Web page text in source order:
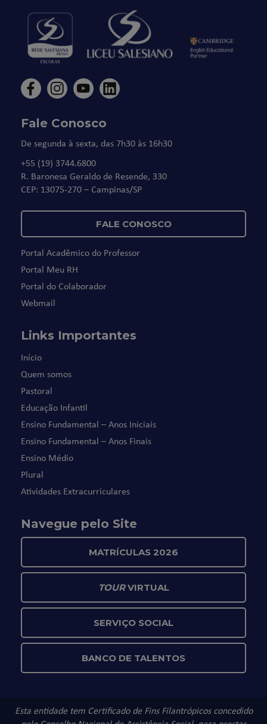
Fale Conosco
De segunda à sexta, das 7h30 às 16h30
+55 (19) 3744.6800
R. Baronesa Geraldo de Resende, 330
CEP: 13075-270 – Campinas/SP
FALE CONOSCO
Portal Acadêmico do Professor
Portal Meu RH
Portal do Colaborador
Webmail
Links Importantes
Início
Quem somos
Pastoral
Educação Infantil
Ensino Fundamental – Anos Iniciais
Ensino Fundamental – Anos Finais
Ensino Médio
Plural
Atividades Extracurriculares
Navegue pelo Site
MATRÍCULAS 2026
TOURVIRTUAL
SERVIÇO SOCIAL
BANCO DE TALENTOS
Esta entidade tem Certificado de Fins Filantrópicos concedido